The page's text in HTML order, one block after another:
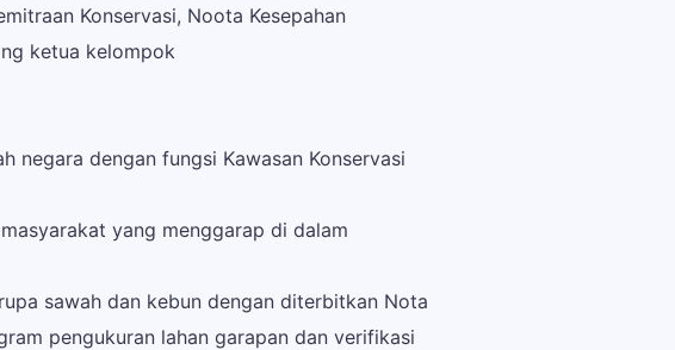
Konservasi, Noota Kesepahan
ketua kelompok
negara dengan fungsi Kawasan Konservasi
yang menggarap di dalam
sawah dan kebun dengan diterbitkan Nota
pengukuran lahan garapan dan verifikasi